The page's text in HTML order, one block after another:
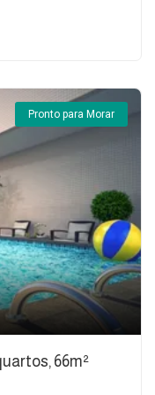
Pronto para Morar
66m²